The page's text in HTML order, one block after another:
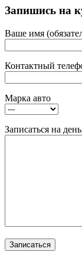
Запишись на
Ваше имя
Контактный
Марка авто
Записаться на